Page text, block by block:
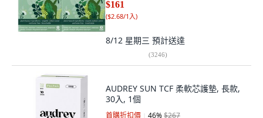
$161
($2.68/1入)
8/12 星期三 預計送達
(3246)
AUDREY SUN TCF 柔軟芯護墊, 長款,
30入, 1個
首購折扣價 46%$267